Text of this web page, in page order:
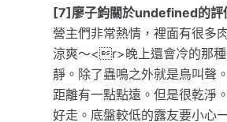
[7]廖子鈞關於undefined的評
營主們非常熱情，裡面有很多
涼爽～<r>晚上還會冷的那
靜。除了蟲鳴之外就是鳥叫
距離有一點點遠。但是很乾
好走。底盤較低的露友要小心